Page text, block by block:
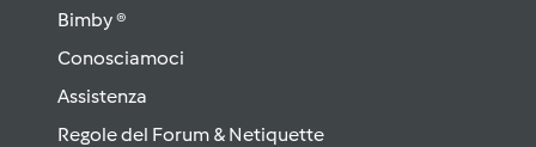
Bimby ®
Conosciamoci
Assistenza
Regole del Forum & Netiquette